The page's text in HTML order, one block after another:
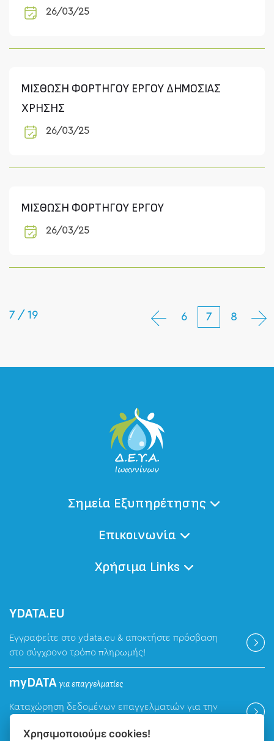
26/03/25
ΜΙΣΘΩΣΗ ΦΟΡΤΗΓΟΥ ΕΡΓΟΥ ΔΗΜΟΣΙΑΣ
ΧΡΗΣΗΣ
26/03/25
ΜΙΣΘΩΣΗ ΦΟΡΤΗΓΟΥ ΕΡΓΟΥ
26/03/25
7 / 19 6 7 8
Σημεία Εξυπηρέτησης
Επικοινωνία
Χρήσιμα Links
ΥDATA.EU
Εγγραφείτε στο ydata.eu & αποκτήστε πρόσβαση
στο σύγχρονο τρόπο πληρωμής!
myDATAγια επαγγελματίες
Καταχώρηση δεδομένων επαγγελματιών για την
Χρησιμοποιούμε cookies!